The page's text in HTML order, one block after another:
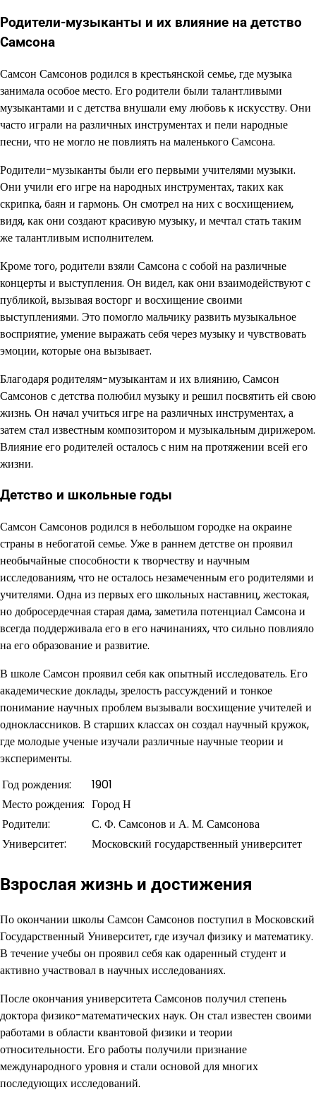
Родители-музыканты и их влияние на детство
Самсона
Самсон Самсонов родился в крестьянской семье, где музыка
занимала особое место. Его родители были талантливыми
музыкантами и с детства внушали ему любовь к искусству. Они
часто играли на различных инструментах и пели народные
песни, что не могло не повлиять на маленького Самсона.
Родители-музыканты были его первыми учителями музыки.
Они учили его игре на народных инструментах, таких как
скрипка, баян и гармонь. Он смотрел на них с восхищением,
видя, как они создают красивую музыку, и мечтал стать таким
же талантливым исполнителем.
Кроме того, родители взяли Самсона с собой на различные
концерты и выступления. Он видел, как они взаимодействуют с
публикой, вызывая восторг и восхищение своими
выступлениями. Это помогло мальчику развить музыкальное
восприятие, умение выражать себя через музыку и чувствовать
эмоции, которые она вызывает.
Благодаря родителям-музыкантам и их влиянию, Самсон
Самсонов с детства полюбил музыку и решил посвятить ей свою
жизнь. Он начал учиться игре на различных инструментах, а
затем стал известным композитором и музыкальным дирижером.
Влияние его родителей осталось с ним на протяжении всей его
жизни.
Детство и школьные годы
Самсон Самсонов родился в небольшом городке на окраине
страны в небогатой семье. Уже в раннем детстве он проявил
необычайные способности к творчеству и научным
исследованиям, что не осталось незамеченным его родителями и
учителями. Одна из первых его школьных наставниц, жестокая,
но добросердечная старая дама, заметила потенциал Самсона и
всегда поддерживала его в его начинаниях, что сильно повлияло
на его образование и развитие.
В школе Самсон проявил себя как опытный исследователь. Его
академические доклады, зрелость рассуждений и тонкое
понимание научных проблем вызывали восхищение учителей и
одноклассников. В старших классах он создал научный кружок,
где молодые ученые изучали различные научные теории и
эксперименты.
Год рождения:
1901
Место рождения: Город Н
Родители:
С. Ф. Самсонов и А. М. Самсонова
Университет:
Московский государственный университет
Взрослая жизнь и достижения
По окончании школы Самсон Самсонов поступил в Московский
Государственный Университет, где изучал физику и математику.
В течение учебы он проявил себя как одаренный студент и
активно участвовал в научных исследованиях.
После окончания университета Самсонов получил степень
доктора физико-математических наук. Он стал известен своими
работами в области квантовой физики и теории
относительности. Его работы получили признание
международного уровня и стали основой для многих
последующих исследований.